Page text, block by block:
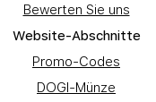
Bewerten Sie uns
Website-Abschnitte
Promo-Codes
DOGI-Münze